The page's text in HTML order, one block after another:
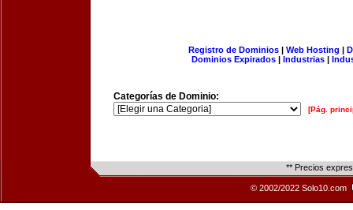
Registro de Dominios| Web Hosting |
Dominios Expirados | Industrias |
Categorías de Dominio:
[Pág.
** Precios
© 2002/2022 Solo10.com